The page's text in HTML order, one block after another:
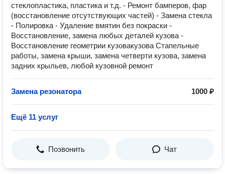
стеклопластика, пластика и т.д. - Ремонт бамперов, фар
(восстановление отсутствующих частей) - Замена стекла
- Полировка - Удаление вмятин без покраски -
Восстановление, замена любых деталей кузова -
Восстановление геометрии кузовакузова Стапельные
работы, замена крыши, замена четверти кузова, замена
задних крыльев, любой кузовной ремонт
Замена резонатора 1000 ₽
Ещё 11 услуг
Позвонить Чат